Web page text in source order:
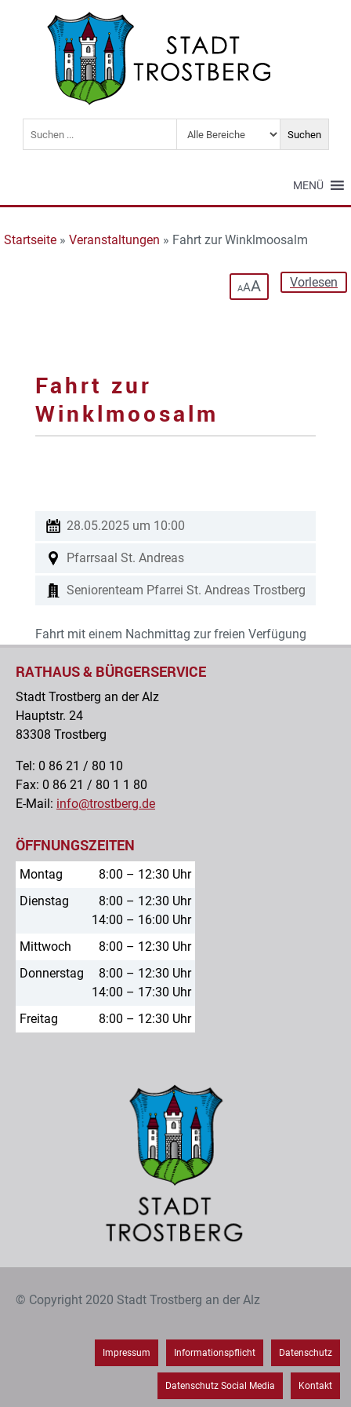
MENÜ
Startseite » Veranstaltungen » Fahrt zur Winklmoosalm
Vorlesen
AAA
Fahrt zur
Winklmoosalm
28.05.2025 um 10:00
Pfarrsaal St. Andreas
Seniorenteam Pfarrei St. Andreas Trostberg
Fahrt mit einem Nachmittag zur freien Verfügung
RATHAUS & BÜRGERSERVICE
Stadt Trostberg an der Alz
Hauptstr. 24
83308 Trostberg
Tel: 0 86 21 / 80 10
Fax: 0 86 21 / 80 1 1 80
E-Mail: info@trostberg.de
ÖFFNUNGSZEITEN
Montag
8:00 – 12:30 Uhr
Dienstag
8:00 – 12:30 Uhr
14:00 – 16:00 Uhr
Mittwoch
8:00 – 12:30 Uhr
Donnerstag
8:00 – 12:30 Uhr
14:00 – 17:30 Uhr
Freitag
8:00 – 12:30 Uhr
© Copyright 2020 Stadt Trostberg an der Alz
Impressum Informationspflicht Datenschutz
Datenschutz Social Media Kontakt